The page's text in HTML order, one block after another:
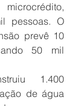
pessoas. O
prevê 10
50 mil
1.400
de água